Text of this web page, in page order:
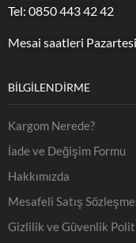
Tel: 0850 443 42 42
Mesai saatleri
BILGILENDIRME
Kargom Nerede?
İade ve Değişim Formu
Hakkımızda
Mesafeli Satış
Gizlilik ve Güvenlik